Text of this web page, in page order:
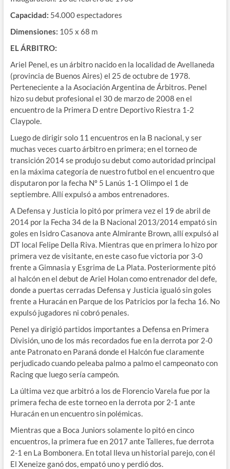
Capacidad: 54.000 espectadores
Dimensiones: 105 x 68 m
EL ÁRBITRO:
Ariel Penel, es un árbitro nacido en la localidad de Avellaneda
(provincia de Buenos Aires) el 25 de octubre de 1978.
Perteneciente a la Asociación Argentina de Árbitros. Penel
hizo su debut profesional el 30 de marzo de 2008 en el
encuentro de la Primera D entre Deportivo Riestra 1-2
Claypole.
Luego de dirigir solo 11 encuentros en la B nacional, y ser
muchas veces cuarto árbitro en primera; en el torneo de
transición 2014 se produjo su debut como autoridad principal
en la máxima categoría de nuestro futbol en el encuentro que
disputaron por la fecha Nº 5 Lanús 1-1 Olimpo el 1 de
septiembre. Allí expulsó a ambos entrenadores.
A Defensa y Justicia lo pitó por primera vez el 19 de abril de
2014 por la Fecha 34 de la B Nacional 2013/2014 empató sin
goles en Isidro Casanova ante Almirante Brown, allí expulsó al
DT local Felipe Della Riva. Mientras que en primera lo hizo por
primera vez de visitante, en este caso fue victoria por 3-0
frente a Gimnasia y Esgrima de La Plata. Posteriormente pitó
al halcón en el debut de Ariel Holan como entrenador del defe,
donde a puertas cerradas Defensa y Justicia igualó sin goles
frente a Huracán en Parque de los Patricios por la fecha 16. No
expulsó jugadores ni cobró penales.
Penel ya dirigió partidos importantes a Defensa en Primera
División, uno de los más recordados fue en la derrota por 2-0
ante Patronato en Paraná donde el Halcón fue claramente
perjudicado cuando peleaba palmo a palmo el campeonato con
Racing que luego sería campeón.
La última vez que arbitró a los de Florencio Varela fue por la
primera fecha de este torneo en la derrota por 2-1 ante
Huracán en un encuentro sin polémicas.
Mientras que a Boca Juniors solamente lo pitó en cinco
encuentros, la primera fue en 2017 ante Talleres, fue derrota
2-1 en La Bombonera. En total lleva un historial parejo, con él
El Xeneize ganó dos, empató uno y perdió dos.